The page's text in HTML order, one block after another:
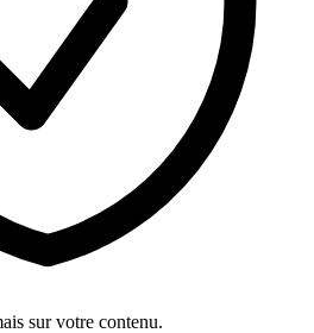
sur votre contenu.